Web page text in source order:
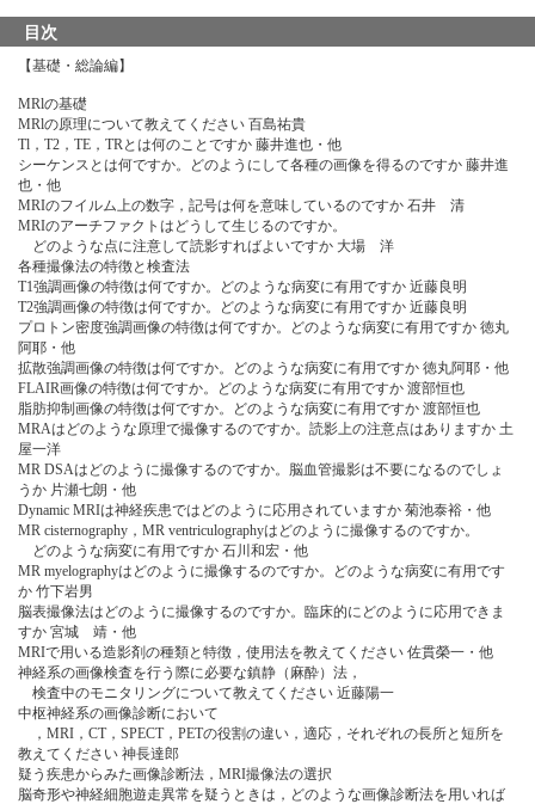
目次
【基礎・総論編】
MRlの基礎
MRlの原理について教えてください 百島祐貴
Tl，T2，TE，TRとは何のことですか 藤井進也・他
シーケンスとは何ですか。どのようにして各種の画像を得るのですか 藤井進
也・他
MRIのフイルム上の数字，記号は何を意味しているのですか 石井 清
MRIのアーチファクトはどうして生じるのですか。
どのような点に注意して読影すればよいですか 大場 洋
各種撮像法の特徴と検査法
T1強調画像の特徴は何ですか。どのような病変に有用ですか 近藤良明
T2強調画像の特徴は何ですか。どのような病変に有用ですか 近藤良明
プロトン密度強調画像の特徴は何ですか。どのような病変に有用ですか 徳丸
阿耶・他
拡散強調画像の特徴は何ですか。どのような病変に有用ですか 徳丸阿耶・他
FLAIR画像の特徴は何ですか。どのような病変に有用ですか 渡部恒也
脂肪抑制画像の特徴は何ですか。どのような病変に有用ですか 渡部恒也
MRAはどのような原理で撮像するのですか。読影上の注意点はありますか 土
屋一洋
MR DSAはどのように撮像するのですか。脳血管撮影は不要になるのでしょ
うか 片瀬七朗・他
Dynamic MRIは神経疾患ではどのように応用されていますか 菊池泰裕・他
MR cisternography，MR ventriculographyはどのように撮像するのですか。
どのような病変に有用ですか 石川和宏・他
MR myelographyはどのように撮像するのですか。どのような病変に有用です
か 竹下岩男
脳表撮像法はどのように撮像するのですか。臨床的にどのように応用できま
すか 宮城 靖・他
MRIで用いる造影剤の種類と特徴，使用法を教えてください 佐貫榮一・他
神経系の画像検査を行う際に必要な鎮静（麻酔）法，
検査中のモニタリングについて教えてください 近藤陽一
中枢神経系の画像診断において
，MRI，CT，SPECT，PETの役割の違い，適応，それぞれの長所と短所を
教えてください 神長達郎
疑う疾患からみた画像診断法，MRI撮像法の選択
脳奇形や神経細胞遊走異常を疑うときは，どのような画像診断法を用いれば